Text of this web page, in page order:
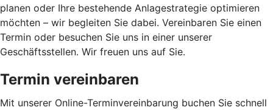
planen oder Ihre bestehende Anlagestrategie optimieren
möchten – wir begleiten Sie dabei. Vereinbaren Sie einen
Termin oder besuchen Sie uns in einer unserer
Geschäftsstellen. Wir freuen uns auf Sie.
Termin vereinbaren
Mit unserer Online-Terminvereinbarung buchen Sie schnell